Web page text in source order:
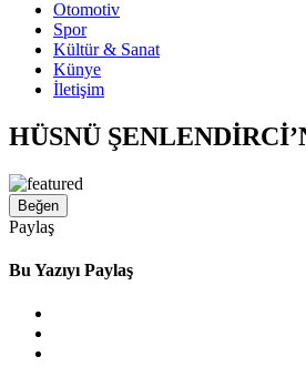
Otomotiv
Spor
Kültür & Sanat
Künye
İletişim
HÜSNÜ
Beğen
Paylaş
Bu Yazıyı Paylaş